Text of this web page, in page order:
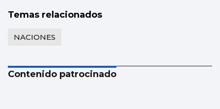
Temas relacionados
NACIONES
Contenido patrocinado